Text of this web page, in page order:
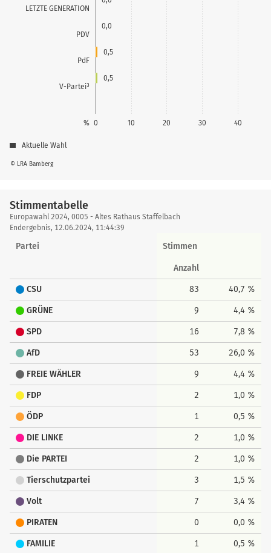
LETZTE GENERATION
PDV
PdF
V-Partei³
0 10 20 30 40
%
0,0
0,5
0,5
© LRA Bamberg
Aktuelle Wahl
Stimmentabelle
Stimmentabelle
Europawahl 2024, 0005 - Altes Rathaus Staffelbach
Endergebnis, 12.06.2024, 11:44:39
Partei Stimmen
Anzahl
CSU 83 40,7 %
GRÜNE 9 4,4 %
SPD 16 7,8 %
AfD 53 26,0 %
FREIE WÄHLER 9 4,4 %
FDP 2 1,0 %
ÖDP 1 0,5 %
DIE LINKE 2 1,0 %
Die PARTEI 2 1,0 %
Tierschutzpartei 3 1,5 %
Volt 7 3,4 %
PIRATEN 0 0,0 %
FAMILIE 1 0,5 %